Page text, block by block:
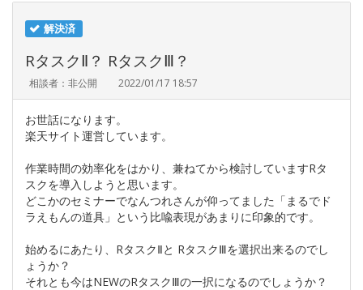
解決済
RタスクⅡ？ RタスクⅢ？
相談者：非公開 2022/01/17 18:57
お世話になります。
楽天サイト運営しています。
作業時間の効率化をはかり、兼ねてから検討していますRタ
スクを導入しようと思います。
どこかのセミナーでなんつれさんが仰ってました「まるでド
ラえもんの道具」という比喩表現があまりに印象的です。
始めるにあたり、RタスクⅡと RタスクⅢを選択出来るのでし
ょうか？
それとも今はNEWのRタスクⅢの一択になるのでしょうか？